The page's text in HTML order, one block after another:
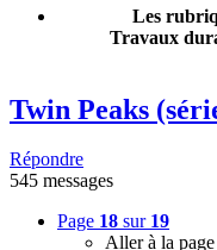
Les
Travaux
Twin Peaks
Répondre
545 messages
Page 18 sur 19
Aller à la page